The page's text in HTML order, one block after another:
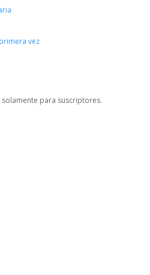
vez
para suscriptores.